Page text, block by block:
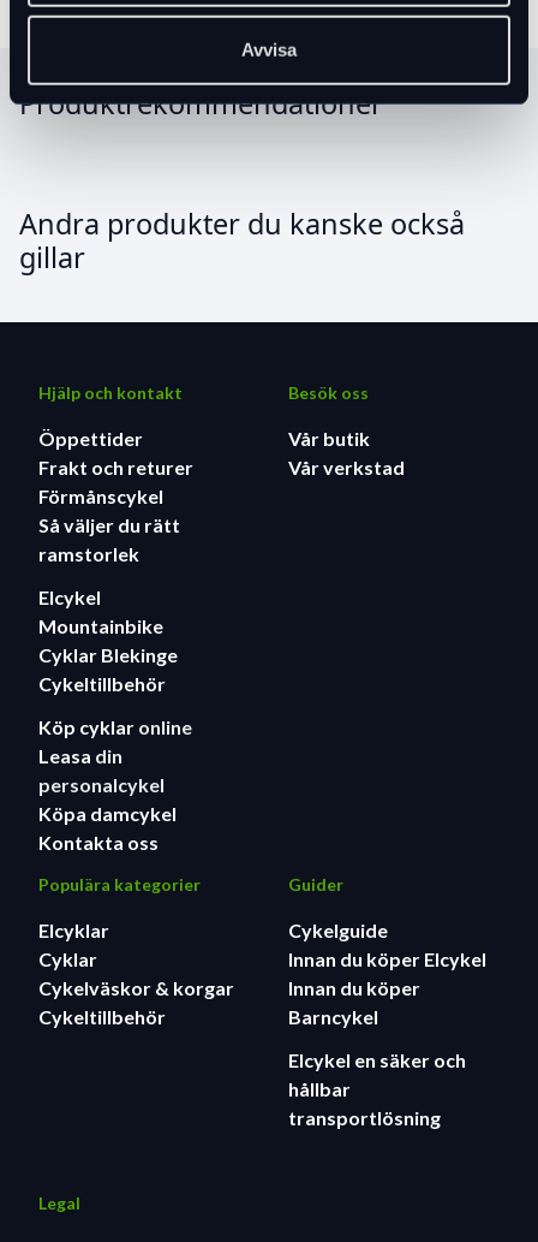
Avvisa
Produktrekommendationer
Andra produkter du kanske också
gillar
Hjälp och kontakt
Öppettider
Frakt och returer
Förmånscykel
Så väljer du rätt
ramstorlek
Elcykel
Mountainbike
Cyklar Blekinge
Cykeltillbehör
Köp cyklar online
Leasa din
personalcykel
Köpa damcykel
Kontakta oss
Besök oss
Vår butik
Vår verkstad
Populära kategorier
Elcyklar
Cyklar
Cykelväskor & korgar
Cykeltillbehör
Guider
Cykelguide
Innan du köper Elcykel
Innan du köper
Barncykel
Elcykel en säker och
hållbar
transportlösning
Legal